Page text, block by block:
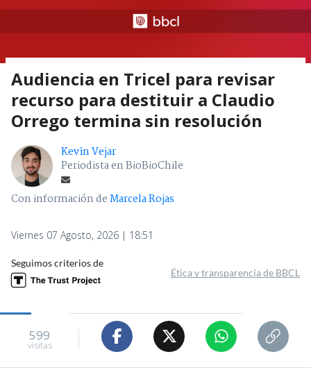
Audiencia en Tricel para revisar
recurso para destituir a Claudio
Orrego termina sin resolución
Kevin Vejar
Periodista en BioBioChile
Con información deMarcela Rojas
Viernes 07 Agosto, 2026 | 18:51
Seguimos criterios de
Ética y transparencia de BBCL
599
visitas